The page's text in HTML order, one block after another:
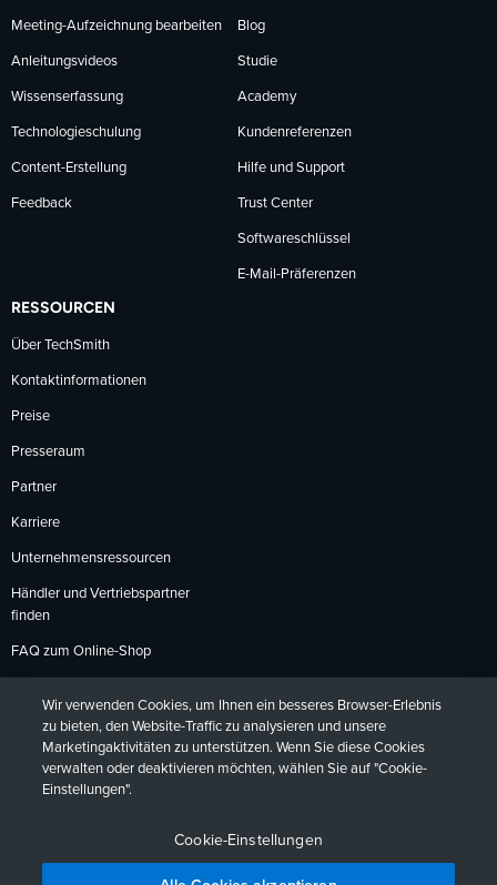
Meeting-Aufzeichnung bearbeiten
Anleitungsvideos
Wissenserfassung
Technologieschulung
Content-Erstellung
Feedback
Blog
Studie
Academy
Kundenreferenzen
Hilfe und Support
Trust Center
Softwareschlüssel
E-Mail-Präferenzen
RESSOURCEN
Über TechSmith
Kontaktinformationen
Preise
Presseraum
Partner
Karriere
Unternehmensressourcen
Händler und Vertriebspartner
finden
FAQ zum Online-Shop
Rückgabebedingungen
DeutschFrançaisEspañol日本語
Wir verwenden Cookies, um Ihnen ein besseres Browser-Erlebnis
zu bieten, den Website-Traffic zu analysieren und unsere
Marketingaktivitäten zu unterstützen. Wenn Sie diese Cookies
verwalten oder deaktivieren möchten, wählen Sie auf "Cookie-
Einstellungen".
Cookie-Einstellungen